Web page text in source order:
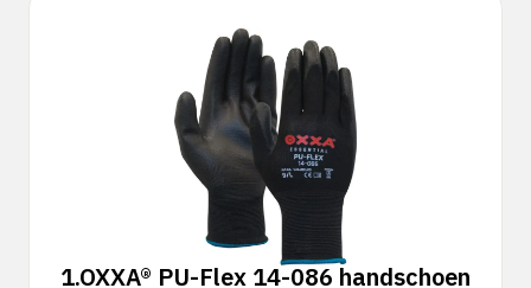
1.OXXA® PU-Flex 14-086 handschoen